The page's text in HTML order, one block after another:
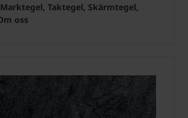
Taktegel, Skärmtegel,
oss